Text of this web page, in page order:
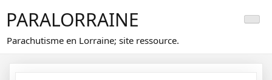
content
PARALORRAINE
Parachutisme en Lorraine; site ressource.